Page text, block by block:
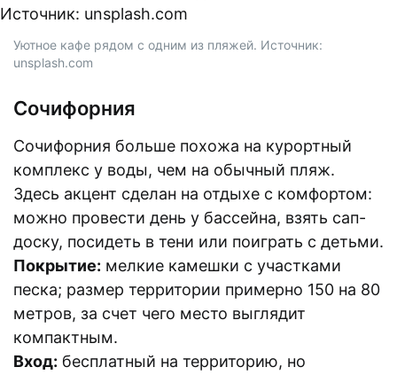
Уютное кафе рядом с одним из пляжей. Источник:
unsplash.com
Сочифорния
Сочифорния больше похожа на курортный
комплекс у воды, чем на обычный пляж.
Здесь акцент сделан на отдыхе с комфортом:
можно провести день у бассейна, взять сап-
доску, посидеть в тени или поиграть с детьми.
Покрытие: мелкие камешки с участками
песка; размер территории примерно 150 на 80
метров, за счет чего место выглядит
компактным.
Вход: бесплатный на территорию, но